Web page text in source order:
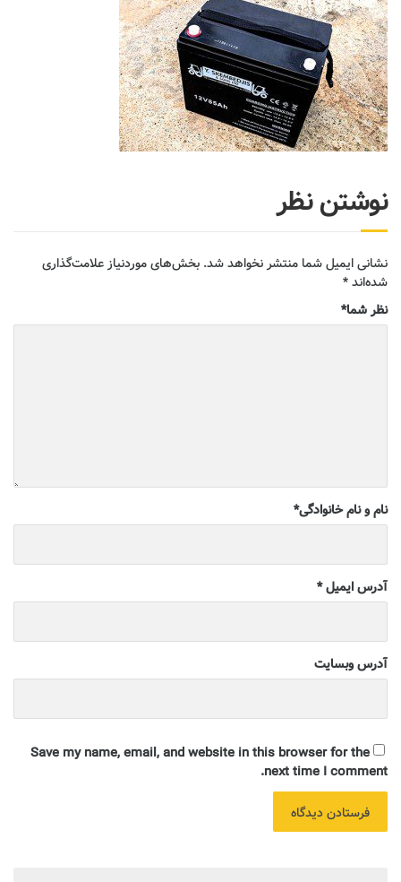
نوشتن نظر
نشانی ایمیل شما منتشر نخواهد شد. بخش‌های موردنیاز علامت‌گذاری
شده‌اند*
نظر شما*
نام و نام خانوادگی*
آدرس ایمیل*
آدرس وبسایت
Save my name, email, and website in this browser for the
next time I comment.